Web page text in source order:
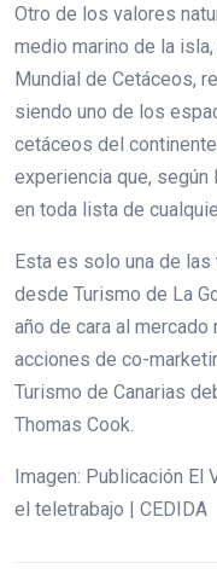
Otro de los valores
medio marino de la
Mundial de Cetáceos,
siendo uno de los
cetáceos del
experiencia que,
en toda lista de
Esta es solo una de
desde Turismo de La
año de cara al
acciones de co-
Turismo de Canarias
Thomas Cook.
Imagen: Publicación El
el teletrabajo | CEDIDA